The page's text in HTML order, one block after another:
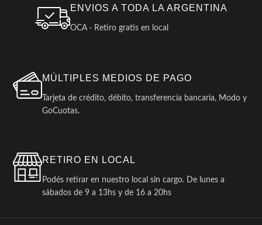
ENVIOS A TODA LA ARGENTINA
OCA · Retiro gratis en local
MÚLTIPLES MEDIOS DE PAGO
Tarjeta de crédito, débito, transferencia bancaria, Modo y
GoCuotas.
RETIRO EN LOCAL
Podés retirar en nuestro local sin cargo. De lunes a
sábados de 9 a 13hs y de 16 a 20hs